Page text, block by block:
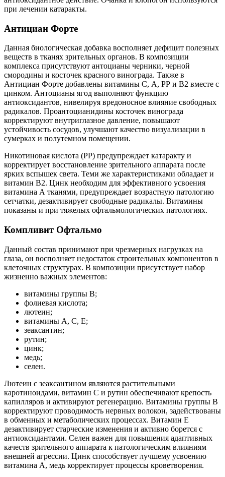
при лечении катаракты.
Антициан Форте
Данная биологическая добавка восполняет дефицит полезных
веществ в тканях зрительных органов. В композиции
комплекса присутствуют антоцианы черники, черной
смородины и косточек красного винограда. Также в
Антициан Форте добавлены витамины С, А, РР и В2 вместе с
цинком. Антоцианы ягод выполняют функцию
антиоксидантов, нивелируя вредоносное влияние свободных
радикалов. Проантоцианидины косточек винограда
корректируют внутриглазное давление, повышают
устойчивость сосудов, улучшают качество визуализации в
сумерках и полутемном помещении.
Никотиновая кислота (РР) предупреждает катаракту и
корректирует восстановление зрительного аппарата после
ярких вспышек света. Теми же характеристиками обладает и
витамин В2. Цинк необходим для эффективного усвоения
витамина А тканями, предупреждает возрастную патологию
сетчатки, дезактивирует свободные радикалы. Витамины
показаны и при тяжелых офтальмологических патологиях.
Компливит Офтальмо
Данный состав принимают при чрезмерных нагрузках на
глаза, он восполняет недостаток строительных компонентов в
клеточных структурах. В композиции присутствует набор
жизненно важных элементов:
витамины группы В;
фолиевая кислота;
лютеин;
витамины А, С, Е;
зеаксантин;
рутин;
цинк;
медь;
селен.
Лютеин с зеаксантином являются растительными
каротиноидами, витамин С и рутин обеспечивают крепость
капилляров и активируют регенерацию. Витамины группы В
корректируют проводимость нервных волокон, задействованы
в обменных и метаболических процессах. Витамин Е
дезактивирует старческие изменения и активно борется с
антиоксидантами. Селен важен для повышения адаптивных
качеств зрительного аппарата к патологическим влияниям
внешней агрессии. Цинк способствует лучшему усвоению
витамина А, медь корректирует процессы кроветворения.